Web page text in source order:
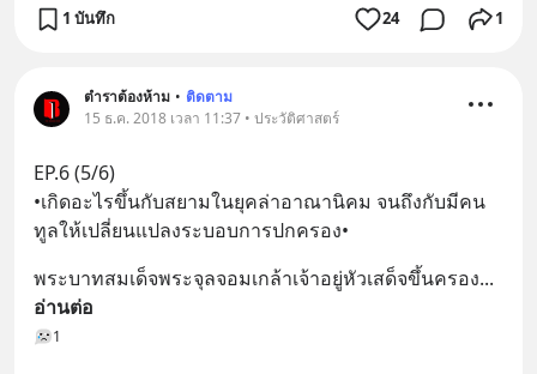
1 บันทึก 24 1
ตำราต้องห้าม • ติดตาม
15 ธ.ค. 2018 เวลา 11:37 • ประวัติศาสตร์
EP.6 (5/6)
•เกิดอะไรขึ้นกับสยามในยุคล่าอาณานิคม จนถึงกับมีคน
ทูลให้เปลี่ยนแปลงระบอบการปกครอง•
พระบาทสมเด็จพระจุลจอมเกล้าเจ้าอยู่หัวเสด็จขึ้นครอง
อ่านต่อ
1